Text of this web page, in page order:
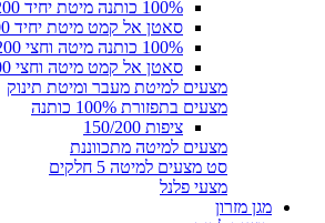
100% כותנה מיטת יחיד 90/200
סאטן אל קמט מיטת יחיד 90/200
100% כותנה מיטה וחצי 120/200
סאטן אל קמט מיטה וחצי 120/200
מצעים למיטת מעבר ומיטת תינוק
מצעים בתפזורת 100% כותנה
ציפות 150/200
מצעים למיטה מתכווננת
סט מצעים למיטה 5 חלקים
מצעי פלנל
מגן מזרון